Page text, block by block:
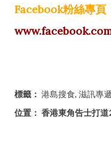
Facebook粉絲專頁
標籤： 港島搜食 滋訊專遞
位置： 香港東角告士打